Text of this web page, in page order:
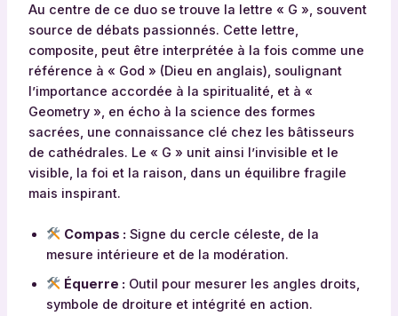
Au centre de ce duo se trouve la lettre « G », souvent
source de débats passionnés. Cette lettre,
composite, peut être interprétée à la fois comme une
référence à « God » (Dieu en anglais), soulignant
l’importance accordée à la spiritualité, et à «
Geometry », en écho à la science des formes
sacrées, une connaissance clé chez les bâtisseurs
de cathédrales. Le « G » unit ainsi l’invisible et le
visible, la foi et la raison, dans un équilibre fragile
mais inspirant.
Compas : Signe du cercle céleste, de la
mesure intérieure et de la modération.
Équerre : Outil pour mesurer les angles droits,
symbole de droiture et intégrité en action.